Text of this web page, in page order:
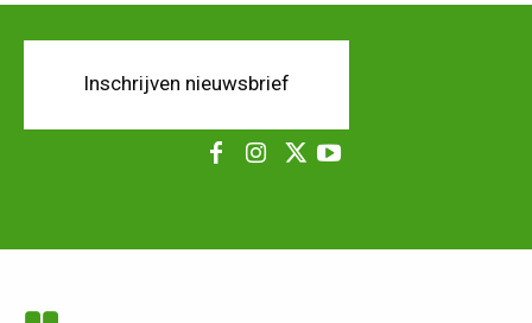
Inschrijven nieuwsbrief